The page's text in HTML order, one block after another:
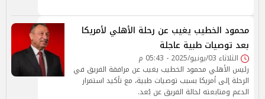
محمود الخطيب يغيب عن رحلة الأهلي لأمريكا
بعد توصيات طبية عاجلة
الثلاثاء 03/يونيو/2025 - 05:43 م
رئيس الأهلي محمود الخطيب يغيب عن مرافقة الفريق في
الرحلة إلى أمريكا بسبب توصيات طبية، مع تأكيد استمرار
الدعم ومتابعته لحالة الفريق عن بُعد.